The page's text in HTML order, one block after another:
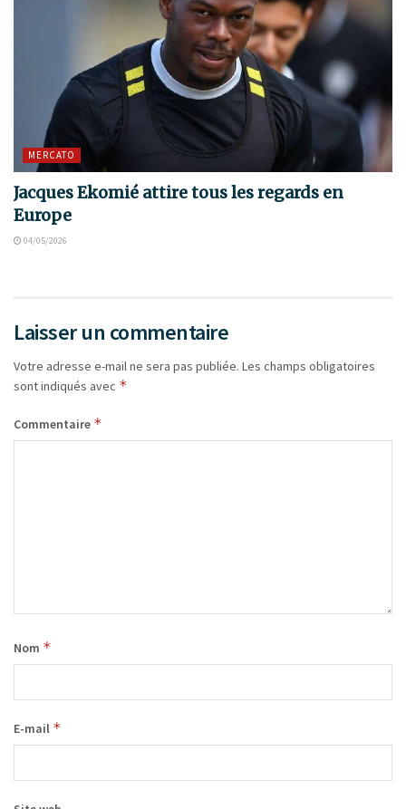
MERCATO
Jacques Ekomié attire tous les regards en
Europe
04/05/2026
Laisser un commentaire
Votre adresse e-mail ne sera pas publiée. Les champs obligatoires
sont indiqués avec *
Commentaire *
Nom *
E-mail *